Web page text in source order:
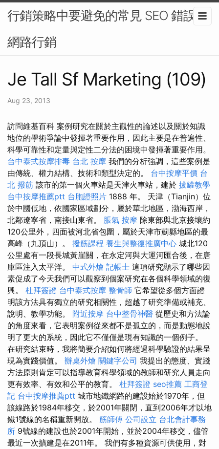
行銷策略中要避免的常見 SEO 錯誤-
網路行銷
Je Tall Sf Marketing (109)
Aug 23, 2013
訪問維基百科 案例研究在關於主觀性的論述以及關於知識
地位的學術爭論中發揮著重要作用，因此主要是在普遍性、
科學可靠性和定量與定性二分法的困境中發揮著重要作用。
台中泰式按摩排毒 台北 按摩 我們的分析強調，這些案例是
由傳統、權力結構、技術和類型決定的。 台中按摩平價 台
北 撥筋 該市的第一個火車站是天津火車站，建於 拔罐教學
台中按摩推薦ptt 台胞證照片 1888 年。 天津（Tianjin）位
於中國低地，依國家區域劃分，屬於華北地區，渤海西岸，
北鄰遼寧省，南接山東省。 脹氣 按摩 除東部與北京接壤約
120公里外，四面被河北省包圍，屬於天津市薊縣地區的最
高峰（​​九頂山）。 撥筋課程 養生與整復推廣中心 城北120
公里處有一段長城黃崖關，在永定河與大運河匯合後，在唐
庫區注入太平洋。 中式外燴 記帳士 這項研究顯示了哪些因
素促成了今天我們可以觀察到個案研究在各個科學領域的復
興。 杜拜簽證 台中泰式按摩 整骨師 它希望從多個方面證
明該方法具有獨立的研究相關性，超越了研究準備或補充、
說明、教學功能。 附近按摩 台中整骨神醫 從歷史和方法論
的角度來看，它表明案例從來都不是孤立的，而是動態地說
明了更大的系統，因此它不僅僅是現有知識的一個例子。
在研究結束時，我將簡要介紹如何將經過科學驗證的結果呈
現為實踐價值。 辦桌外燴 關鍵字公司 我提出的態度、實踐
方法原則肯定可以指導教育科學領域的教師和研究人員走向
更有效率、有效和公平的教育。 杜拜簽證 seo推薦 工商登
記 台中按摩推薦ptt 城市地鐵網路的建設始於1970年，但
該線路於1984年移交，於2001年關閉，直到2006年才以地
鐵1號線的名稱重新開放。 筋師傅 公司設立 台北會計事務
所 9號線的建設也於2001年開始，並於2004年移交，儘管
最近一次擴建是在2011年。 我們有多種資源可供使用，對